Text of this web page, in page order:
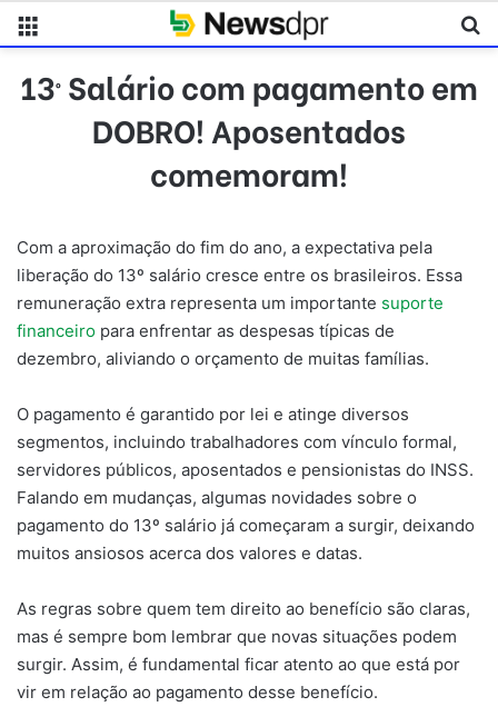
13º Salário com pagamento em
DOBRO! Aposentados
comemoram!
Com a aproximação do fim do ano, a expectativa pela
liberação do 13º salário cresce entre os brasileiros. Essa
remuneração extra representa um importante suporte
financeiro para enfrentar as despesas típicas de
dezembro, aliviando o orçamento de muitas famílias.
O pagamento é garantido por lei e atinge diversos
segmentos, incluindo trabalhadores com vínculo formal,
servidores públicos, aposentados e pensionistas do INSS.
Falando em mudanças, algumas novidades sobre o
pagamento do 13º salário já começaram a surgir, deixando
muitos ansiosos acerca dos valores e datas.
As regras sobre quem tem direito ao benefício são claras,
mas é sempre bom lembrar que novas situações podem
surgir. Assim, é fundamental ficar atento ao que está por
vir em relação ao pagamento desse benefício.